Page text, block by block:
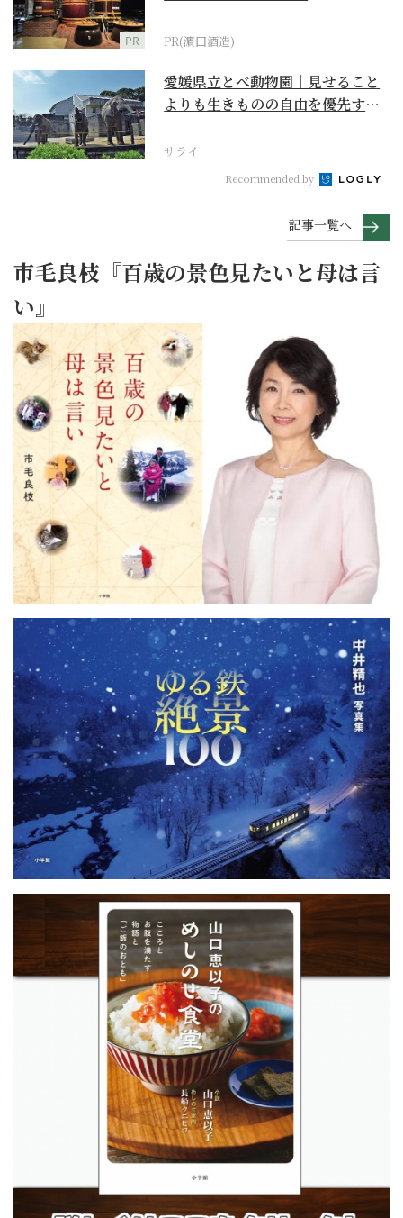
PR PR(濵田酒造)
愛媛県立とべ動物園｜見せること
よりも生きものの自由を優先する
サライ
Recommended by
記事一覧へ
市毛良枝『百歳の景色見たいと母は言
い』